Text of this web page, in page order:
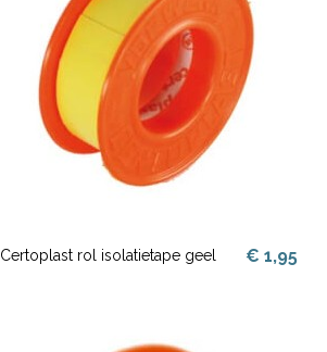
Certoplast rol isolatietape geel € 1,95